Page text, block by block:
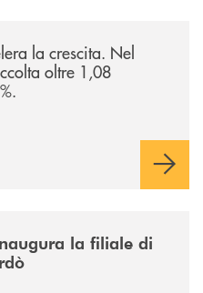
la crescita. Nel
oltre 1,08
la filiale di